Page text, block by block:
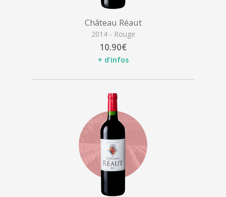
Château Réaut
2014 - Rouge
10.90€
+ d'infos